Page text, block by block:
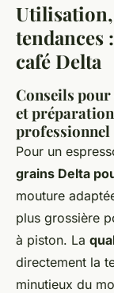
tendances
café Delta
Conseils
et
professionnel
Pour un
grains Delta
mouture
plus grossière
à piston. La
directement la
minutieux du